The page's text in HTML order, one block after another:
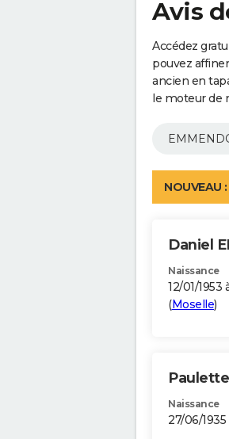
Avis
Accédez
pouvez
ancien en
le moteur de
NOUVEAU :
Daniel
Naissance
12/01/1953
(Moselle)
Naissance
27/06/1935